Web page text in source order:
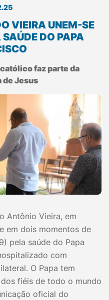
VIEIRA UNEM-SE
DO PAPA
faz parte da
de Jesus
Antônio Vieira, em
em dois momentos de
pela saúde do Papa
com
O Papa tem
fiéis de todo o mundo
oficial do